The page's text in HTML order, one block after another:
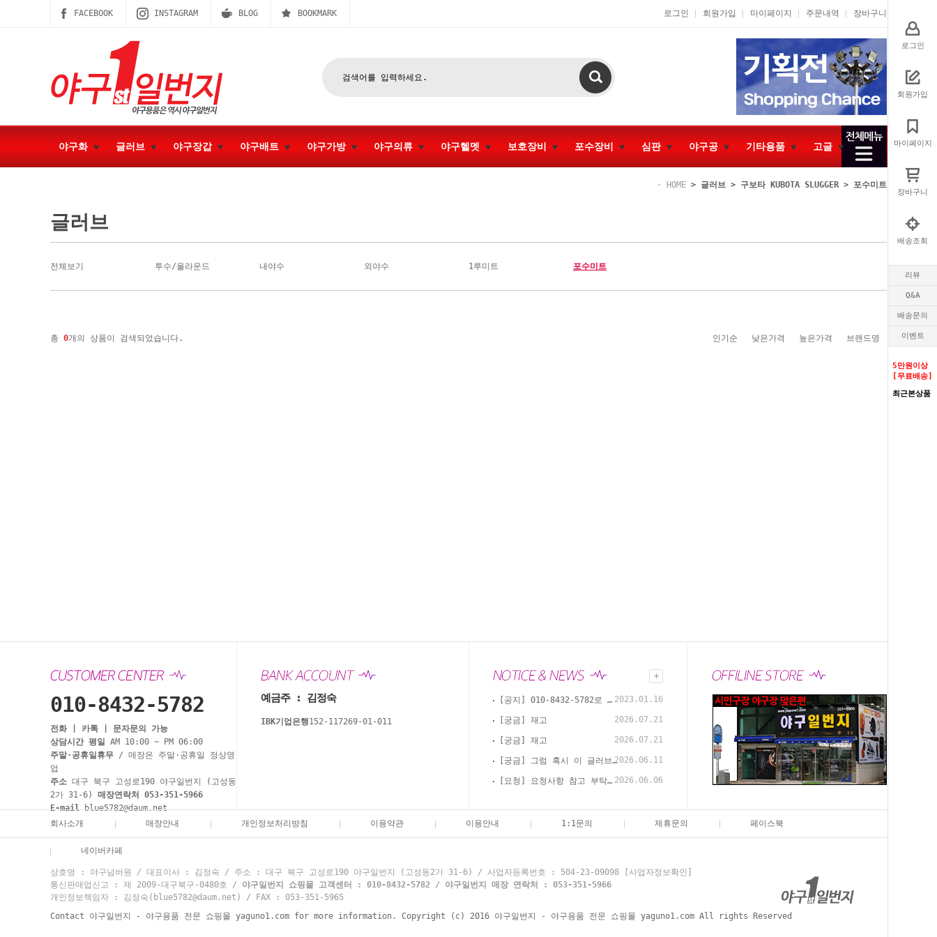
로그인
회원가입
마이페이지
장바구니
배송조회
리뷰
Q&A
배송문의
이벤트
5만원이상
[무료배송]
최근본상품
FACEBOOK INSTAGRAM BLOG BOOKMARK 로그인 회원가입 마이페이지 주문내역 장바구니
야구화 글러브 야구장갑 야구배트 야구가방 야구의류 야구헬멧 보호장비 포수장비 심판 야구공 기타용품 고글
HOME > 글러브 > 구보타 KUBOTA SLUGGER > 포수미트
글러브
전체보기 투수/올라운드 내야수 외야수 1루미트 포수미트
총 0개의 상품이 검색되었습니다. 인기순 낮은가격 높은가격 브랜드명
010-8432-5782
전화 | 카톡 | 문자문의 가능
상담시간 평일
AM 10:00 ~ PM 06:00
주말·공휴일휴무 / 매장은 주말·공휴일 정상영
업
주소 대구 북구 고성로190 야구일번지 (고성동
2가 31-6) 매장연락처 053-351-5966
E-mailblue5782@daum.net
예금주 : 김정숙
IBK기업은행152-117269-01-011
[공지] 010-8432-5782로 카톡, 문자, 전화로 문의 부탁드립니다. 2023.01.16
[궁금] 재고 2026.07.21
[궁금] 재고 2026.07.21
[궁금] 그럼 혹시 이 글러브 경식으로 써도 괜찮을까요?2026.06.11
[요청] 요청사항 참고 부탁드립니다 2026.06.06
회사소개 매장안내 개인정보처리방침 이용약관 이용안내 1:1문의 제휴문의 페이스북
네이버카페
상호명 : 야구넘버원 / 대표이사 : 김정숙 / 주소 : 대구 북구 고성로190 야구일번지 (고성동2가 31-6) / 사업자등록번호 : 504-23-09098
[사업자정보확인]
통신판매업신고 : 제 2009-대구북구-0480호 / 야구일번지 쇼핑몰 고객센터 : 010-8432-5782 / 야구일번지 매장 연락처 : 053-351-5966
개인정보책임자 : 김정숙(blue5782@daum.net) / FAX : 053-351-5965
Contact 야구일번지 - 야구용품 전문 쇼핑몰 yaguno1.com for more information. Copyright (c) 2016 야구일번지 - 야구용품 전문 쇼핑몰 yaguno1.com All rights Reserved